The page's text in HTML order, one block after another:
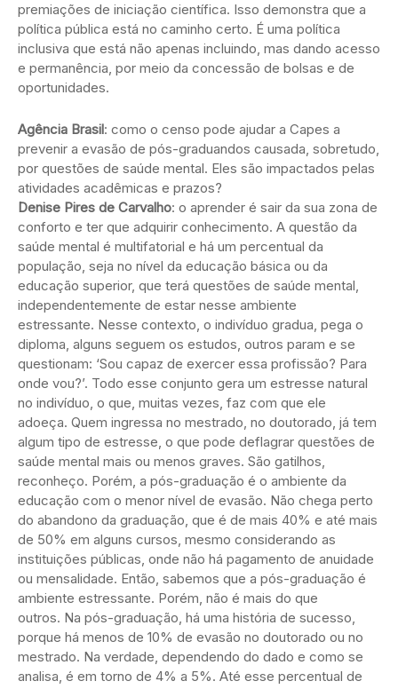
premiações de iniciação científica. Isso demonstra que a
política pública está no caminho certo. É uma política
inclusiva que está não apenas incluindo, mas dando acesso
e permanência, por meio da concessão de bolsas e de
oportunidades.
Agência Brasil: como o censo pode ajudar a Capes a
prevenir a evasão de pós-graduandos causada, sobretudo,
por questões de saúde mental. Eles são impactados pelas
atividades acadêmicas e prazos?
Denise Pires de Carvalho: o aprender é sair da sua zona de
conforto e ter que adquirir conhecimento. A questão da
saúde mental é multifatorial e há um percentual da
população, seja no nível da educação básica ou da
educação superior, que terá questões de saúde mental,
independentemente de estar nesse ambiente
estressante. Nesse contexto, o indivíduo gradua, pega o
diploma, alguns seguem os estudos, outros param e se
questionam: ‘Sou capaz de exercer essa profissão? Para
onde vou?’. Todo esse conjunto gera um estresse natural
no indivíduo, o que, muitas vezes, faz com que ele
adoeça. Quem ingressa no mestrado, no doutorado, já tem
algum tipo de estresse, o que pode deflagrar questões de
saúde mental mais ou menos graves. São gatilhos,
reconheço. Porém, a pós-graduação é o ambiente da
educação com o menor nível de evasão. Não chega perto
do abandono da graduação, que é de mais 40% e até mais
de 50% em alguns cursos, mesmo considerando as
instituições públicas, onde não há pagamento de anuidade
ou mensalidade. Então, sabemos que a pós-graduação é
ambiente estressante. Porém, não é mais do que
outros. Na pós-graduação, há uma história de sucesso,
porque há menos de 10% de evasão no doutorado ou no
mestrado. Na verdade, dependendo do dado e como se
analisa, é em torno de 4% a 5%. Até esse percentual de